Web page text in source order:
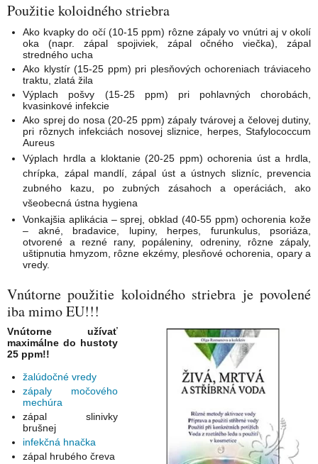
Použitie koloidného striebra
Ako kvapky do očí (10-15 ppm) rôzne zápaly vo vnútri aj v okolí
oka (napr. zápal spojiviek, zápal očného viečka), zápal
stredného ucha
Ako klystír (15-25 ppm) pri plesňových ochoreniach tráviaceho
traktu, zlatá žila
Výplach pošvy (15-25 ppm) pri pohlavných chorobách,
kvasinkové infekcie
Ako sprej do nosa (20-25 ppm) zápaly tvárovej a čelovej dutiny,
pri rôznych infekciách nosovej sliznice, herpes, Stafylococcum
Aureus
Výplach hrdla a kloktanie (20-25 ppm)ochorenia úst a hrdla,
chrípka, zápal mandlí, zápal úst a ústnych slizníc, prevencia
zubného kazu, po zubných zásahoch a operáciách, ako
všeobecná ústna hygiena
Vonkajšia aplikácia – sprej, obklad (40-55 ppm) ochorenia kože
– akné, bradavice, lupiny, herpes, furunkulus, psoriáza,
otvorené a rezné rany, popáleniny, odreniny, rôzne zápaly,
uštipnutia hmyzom, rôzne ekzémy, plesňové ochorenia, opary a
vredy.
Vnútorne použitie koloidného striebra je povolené
iba mimo EU!!!
Vnútorne užívať
maximálne do hustoty
25 ppm!!
žalúdočné vredy
zápaly močového
mechúra
zápal slinivky
brušnej
infekčná hnačka
zápal hrubého čreva